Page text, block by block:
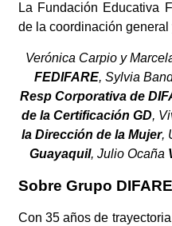
La Fundación Educativa
de la coordinación
Verónica Carpio y
FEDIFARE, Sylvia
Resp Corporativa de
de la Certificación GD,
la Dirección de la Mujer,
Guayaquil, Julio Ocaña
Sobre Grupo
Con 35 años de